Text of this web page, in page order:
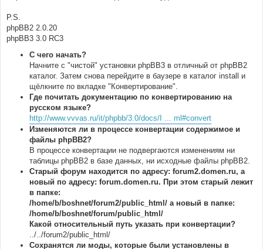
P.S.
phpBB2 2.0.20
phpBB3 3.0 RC3
С чего начать?
Начните с "чистой" установки phpBB3 в отличный от phpBB2
каталог. Затем снова перейдите в баузере в каталог install и
щёлкните по вкладке "Конвертирование".
Где почитать документацию по конвертированию на
русском языке?
http://www.vvvas.ru/it/phpbb/3.0/docs/I ... ml#convert
Изменяются ли в процессе конвертации содержимое и
файлы phpBB2?
В процессе конвертации не подвергаются изменениям ни
таблицы phpBB2 в базе данных, ни исходные файлы phpBB2.
Старый форум находится по адресу: forum2.domen.ru, а
новый по адресу: forum.domen.ru. При этом старый лежит
в папке:
/home/b/boshnet/forum2/public_html/ а новый в папке:
/home/b/boshnet/forum/public_html/
Какой относительный путь указать при конвертации?
../../forum2/public_html/
Сохранятся ли моды, которые были установлены в